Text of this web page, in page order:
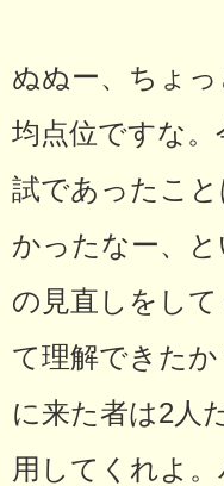
ぬぬー、ちょ
均点位ですな
試であったこ
かったなー、
の見直しをし
て理解できた
に来た者は2人
用してくれよ